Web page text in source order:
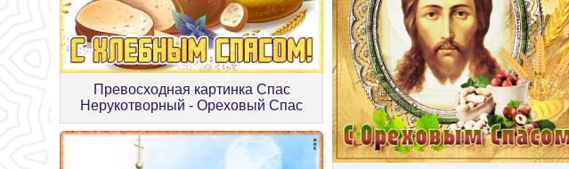
Превосходная картинка Спас
Нерукотворный - Ореховый Спас